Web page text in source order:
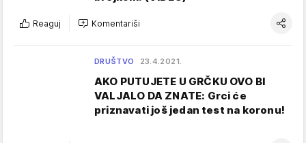
Reaguj Komentariši
DRUŠTVO 23.4.2021.
AKO PUTUJETE U GRČKU OVO BI
VALJALO DA ZNATE: Grci će
priznavati još jedan test na koronu!